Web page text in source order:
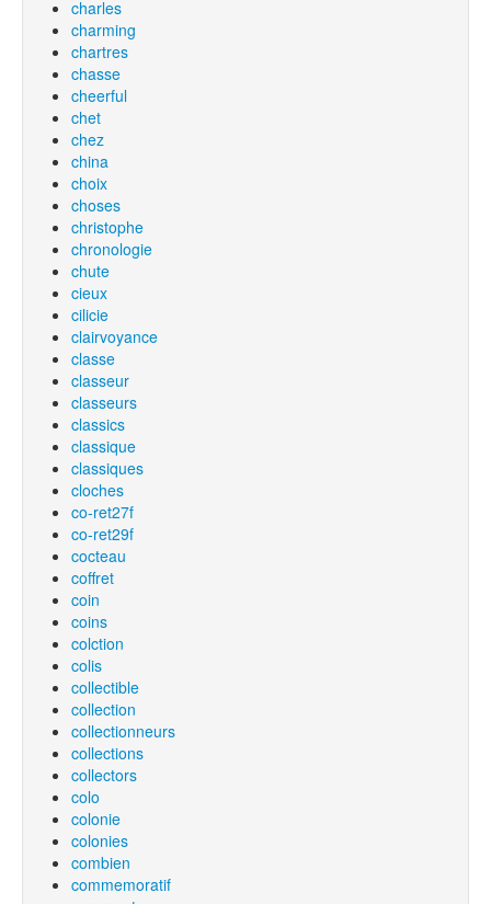
charles
charming
chartres
chasse
cheerful
chet
chez
china
choix
choses
christophe
chronologie
chute
cieux
cilicie
clairvoyance
classe
classeur
classeurs
classics
classique
classiques
cloches
co-ret27f
co-ret29f
cocteau
coffret
coin
coins
colction
colis
collectible
collection
collectionneurs
collections
collectors
colo
colonie
colonies
combien
commemoratif